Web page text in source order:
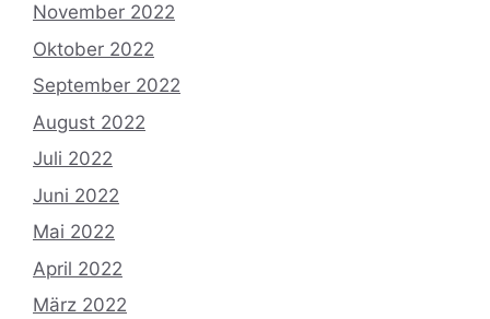
November 2022
Oktober 2022
September 2022
August 2022
Juli 2022
Juni 2022
Mai 2022
April 2022
März 2022